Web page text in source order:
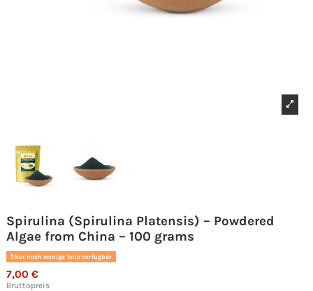
Spirulina (Spirulina Platensis) – Powdered
Algae from China – 100 grams
Nur noch wenige Teile verfügbar
7,00 €
Bruttopreis